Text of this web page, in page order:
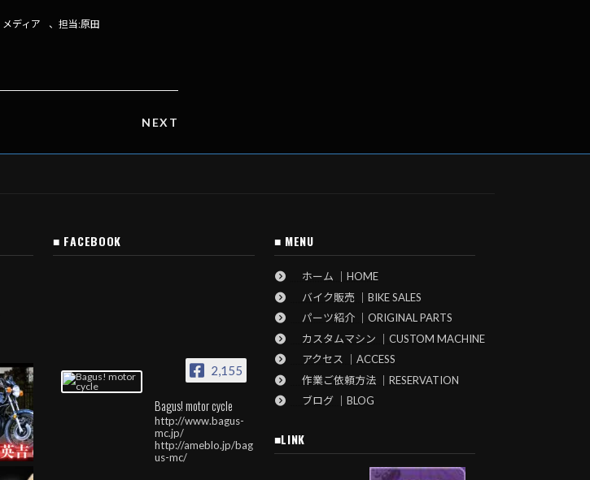
メディア 、 担当:原田
NEXT
■ FACEBOOK
2,155
Bagus! motor cycle
http://www.bagus-
mc.jp/
http://ameblo.jp/bag
us-mc/
■ MENU
ホーム ｜HOME
バイク販売 ｜BIKE SALES
パーツ紹介 ｜ORIGINAL PARTS
カスタムマシン ｜CUSTOM MACHINE
アクセス ｜ACCESS
作業ご依頼方法 ｜RESERVATION
ブログ ｜BLOG
■LINK